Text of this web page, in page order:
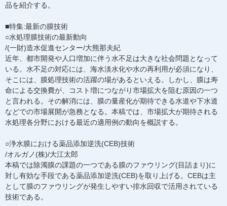
品を紹介する。
■特集:最新の膜技術
○水処理膜技術の最新動向
/(一財)造水促進センター/大熊那夫紀
近年、都市開発や人口増加に伴う水不足は大きな社会問題となって
いる。水不足の対応には、海水淡水化や水の再利用が必須になり、
そこには、膜処理技術の活躍の場があるといえる。しかし、膜は寿
命による交換費が、コスト増につながり市場拡大を阻む原因の一つ
と言われる。その解消には、膜の量産化が期待できる水道や下水道
などでの市場展開が急務となる。本稿では、市場拡大が期待される
水処理各分野における最近の適用例の動向を概説する。
○浄水膜における薬品添加逆洗(CEB)技術
/オルガノ(株)/大江太郎
本稿では除濁膜の課題の一つである膜のファウリング(目詰まり)に
対し有効な手段である薬品添加逆洗(CEB)を取り上げる。CEBは主
として膜のファウリングが発生しやすい排水回収で活用されている
技術である。